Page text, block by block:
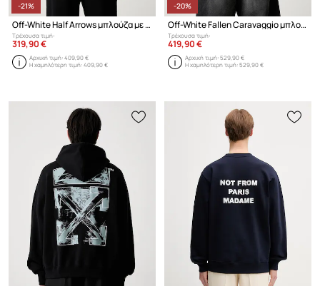
-21%
Off-White Half Arrows μπλούζα με κουκούλα βαμβακερή ανδρική
Τρέχουσα τιμή:
319,90 €
Αρχική τιμή:409,90 €
Η χαμηλότερη τιμή:409,90 €
-20%
Off-White Fallen Caravaggio μπλούζα με κουκούλα βαμβακερή ανδρική
Τρέχουσα τιμή:
419,90 €
Αρχική τιμή:529,90 €
Η χαμηλότερη τιμή:529,90 €